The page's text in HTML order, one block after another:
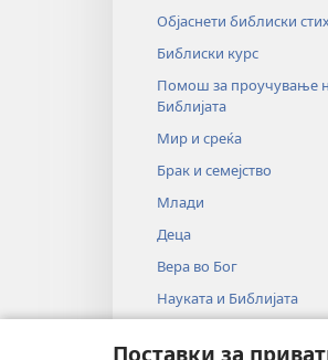
Поставки за
Објаснети библиски
Библиски курс
Помош за проучување
Библијата
Мир и среќа
Брак и семејство
Млади
Деца
Вера во Бог
Науката и Библијата